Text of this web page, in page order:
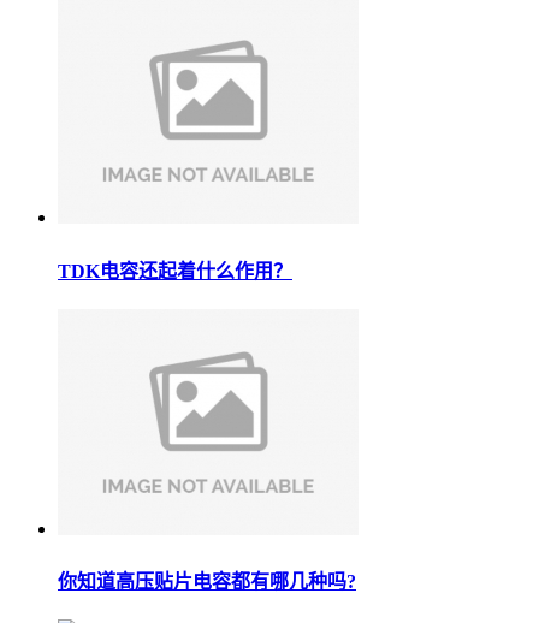
TDK电容还起着什么作用？
你知道高压贴片电容都有哪几种吗?